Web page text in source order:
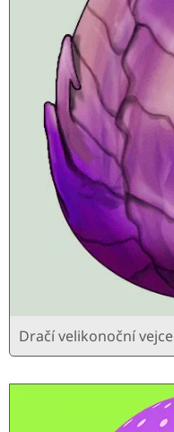
Dračí velikonoční vejce